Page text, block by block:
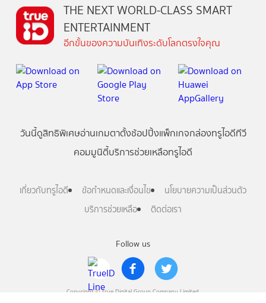
Follow us
Copyright © True Digital Group Company Limited.
THE NEXT WORLD-CLASS SMART
ENTERTAINMENT
อีกขั้นของความบันเทิงระดับโลกตรงใจคุณ
วันนี้ดูสิทธิพิเศษอ่านเกมตาตั้งช้อปปิ้งแพ็กเกจกล่องทรูไอดีทีวี
คอมมูนิตี้บริการช่วยเหลือทรูไอดี
เกี่ยวกับทรูไอดี ข้อกำหนดและเงื่อนไข
นโยบายความเป็นส่วนตัว
บริการช่วยเหลือ
ติดต่อเรา